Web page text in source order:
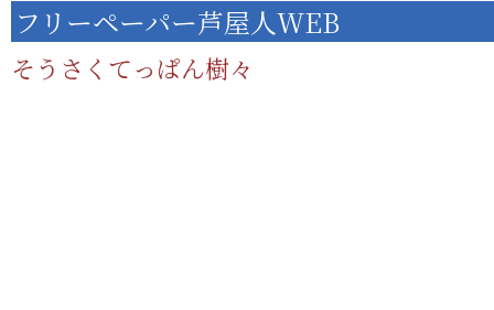
フリーペーパー芦屋人WEB
そうさくてっぱん樹々